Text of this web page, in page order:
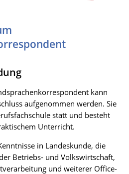
kann
aufgenommen werden. Sie
statt und besteht
Unterricht.
in Landeskunde, die
Betriebs- und Volkswirtschaft,
und weiterer Office-